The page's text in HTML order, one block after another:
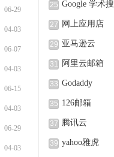
06-29
04-03
06-07
04-03
06-15
04-03
06-29
04-03
25 Google 学术搜
索
27 网上应用店
29 亚马逊云
31 阿里云邮箱
33 Godaddy
35 126邮箱
37 腾讯云
39 yahoo雅虎